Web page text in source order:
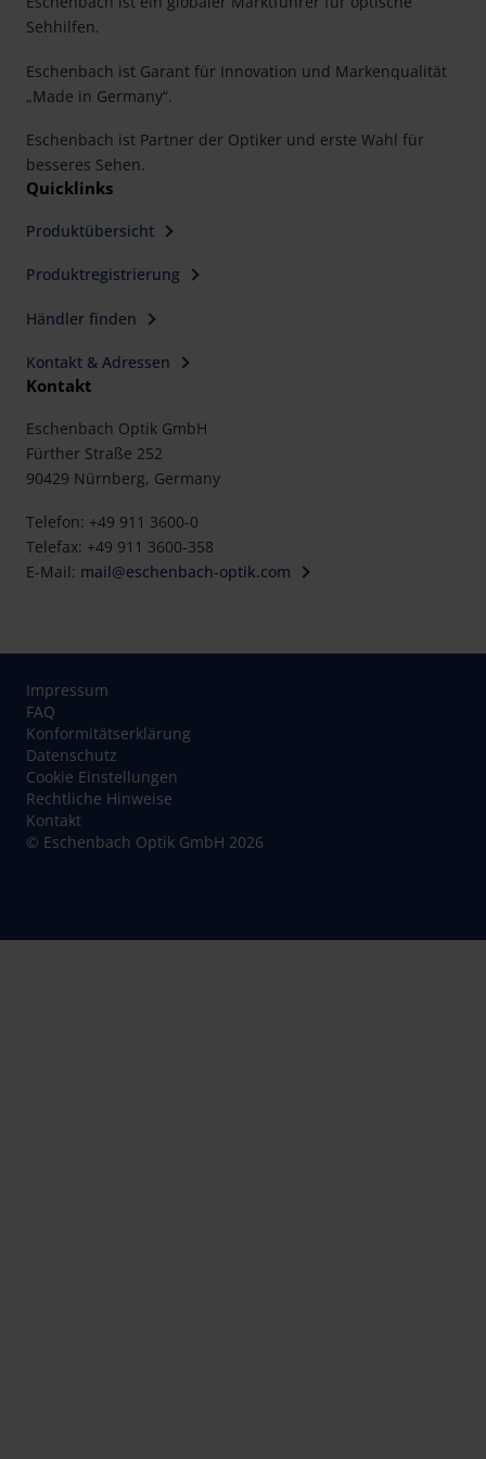
Sehhilfen.
Eschenbach ist Garant für Innovation und Markenqualität
„Made in Germany“.
Eschenbach ist Partner der Optiker und erste Wahl für
besseres Sehen.
Quicklinks
Produktübersicht
Produktregistrierung
Händler finden
Kontakt & Adressen
Kontakt
Eschenbach Optik GmbH
Fürther Straße 252
90429 Nürnberg, Germany
Telefon: +49 911 3600-0
Telefax: +49 911 3600-358
E-Mail: mail@eschenbach-optik.com
© Eschenbach Optik GmbH 2026
Impressum
FAQ
Konformitätserklärung
Datenschutz
Cookie Einstellungen
Rechtliche Hinweise
Kontakt